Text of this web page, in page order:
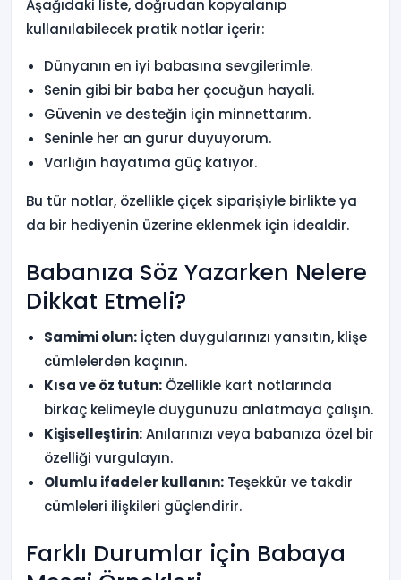
Aşağıdaki liste, doğrudan kopyalanıp
kullanılabilecek pratik notlar içerir:
Dünyanın en iyi babasına sevgilerimle.
Senin gibi bir baba her çocuğun hayali.
Güvenin ve desteğin için minnettarım.
Seninle her an gurur duyuyorum.
Varlığın hayatıma güç katıyor.
Bu tür notlar, özellikle çiçek siparişiyle birlikte ya
da bir hediyenin üzerine eklenmek için idealdir.
Babanıza Söz Yazarken Nelere
Dikkat Etmeli?
Samimi olun: İçten duygularınızı yansıtın, klişe
cümlelerden kaçının.
Kısa ve öz tutun: Özellikle kart notlarında
birkaç kelimeyle duygunuzu anlatmaya çalışın.
Kişiselleştirin:Anılarınızı veya babanıza özel bir
özelliği vurgulayın.
Olumlu ifadeler kullanın: Teşekkür ve takdir
cümleleri ilişkileri güçlendirir.
Farklı Durumlar için Babaya